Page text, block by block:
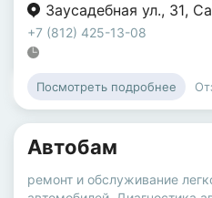
Заусадебная ул., 31,
+7 (812) 425-13-08
Посмотреть подробнее
Автобам
ремонт и обслуживание